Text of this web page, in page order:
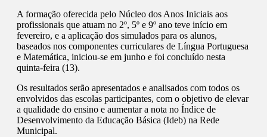
A formação oferecida pelo Núcleo dos Anos Iniciais aos
profissionais que atuam no 2º, 5º e 9º ano teve início em
fevereiro, e a aplicação dos simulados para os alunos,
baseados nos componentes curriculares de Língua Portuguesa
e Matemática, iniciou-se em junho e foi concluído nesta
quinta-feira (13).
Os resultados serão apresentados e analisados com todos os
envolvidos das escolas participantes, com o objetivo de elevar
a qualidade do ensino e aumentar a nota no Índice de
Desenvolvimento da Educação Básica (Ideb) na Rede
Municipal.